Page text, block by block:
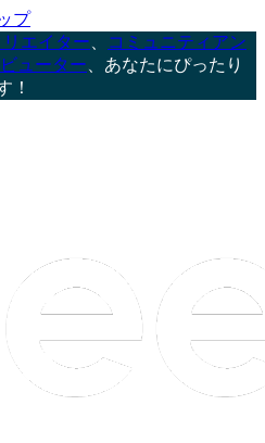
プ
リエイター
コミュニティアン
ューター 、あなたにぴったり
！